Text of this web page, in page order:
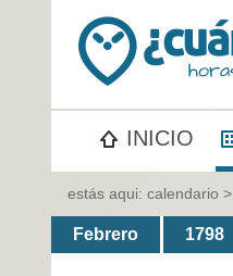
INICIO
estás aqui: calendario >
Febrero 1798